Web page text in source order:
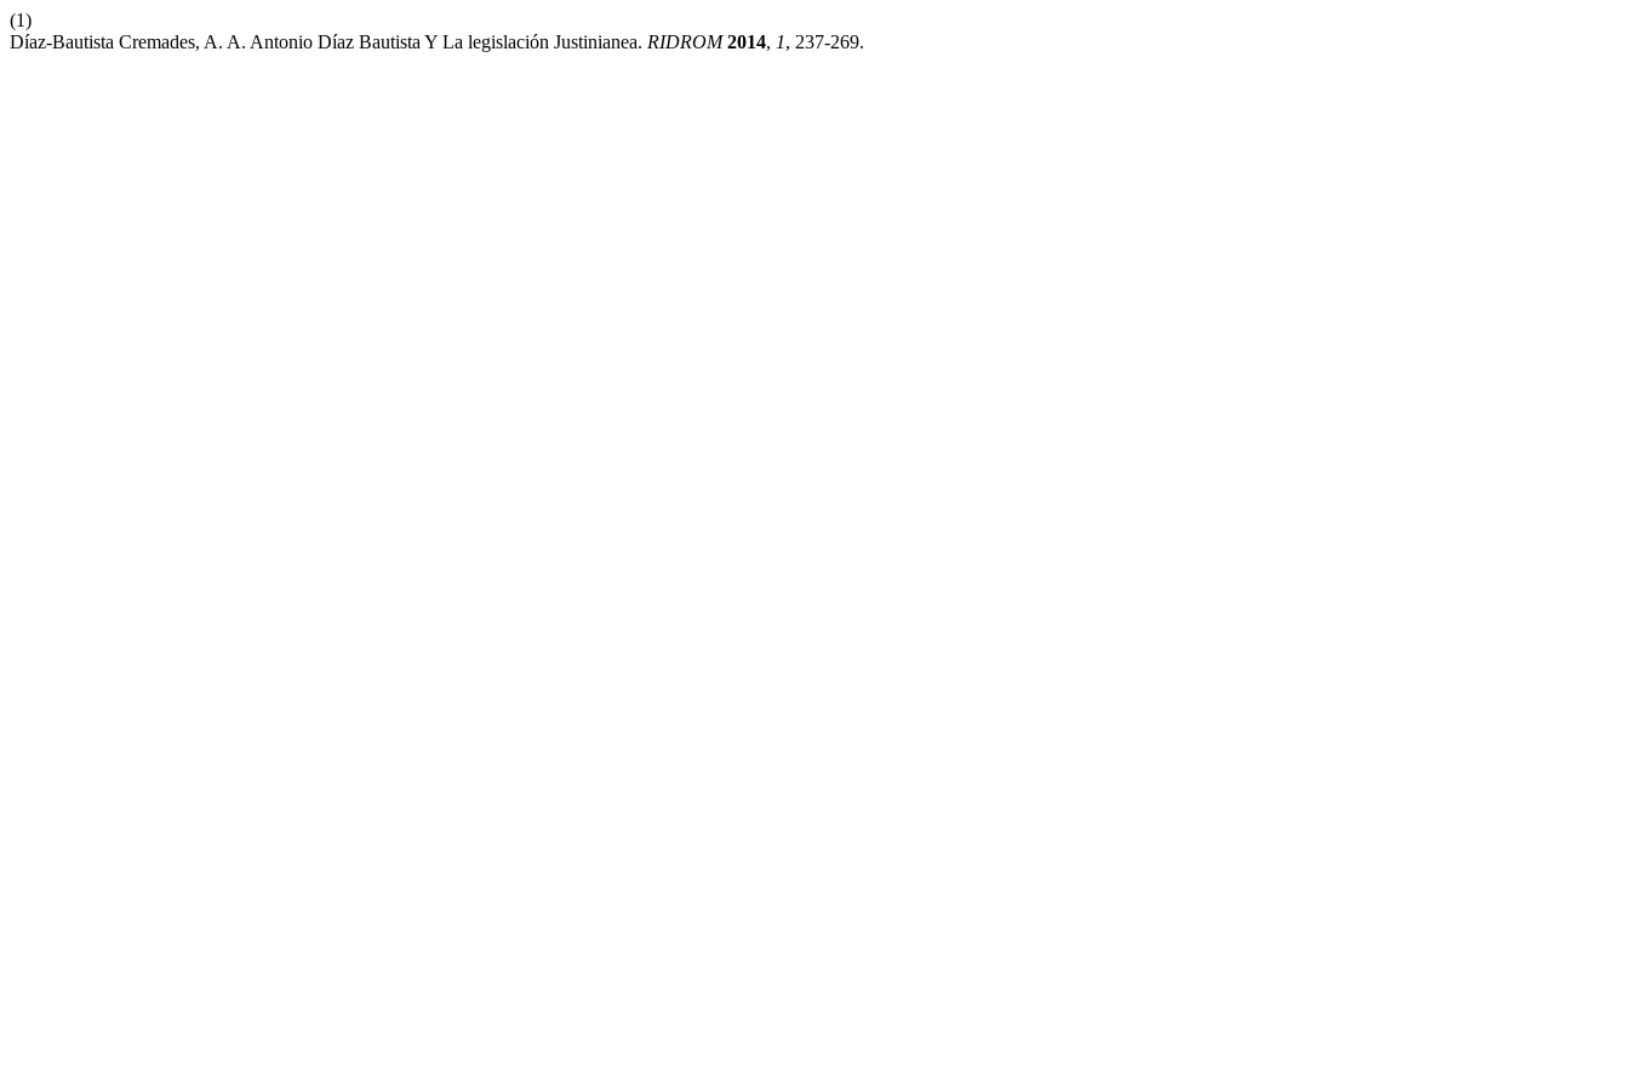
(1)
Díaz-Bautista Cremades, A. A. Antonio Díaz Bautista Y La legislación Justinianea. RIDROM 2014, 1, 237-269.